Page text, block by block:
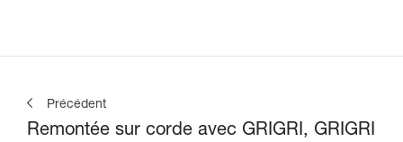
Précédent
Remontée sur corde avec GRIGRI, GRIGRI